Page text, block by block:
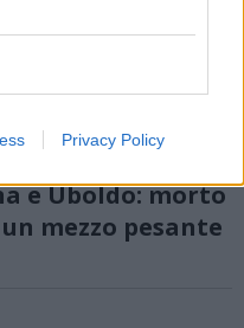
Privacy Policy
e Uboldo: morto
mezzo pesante